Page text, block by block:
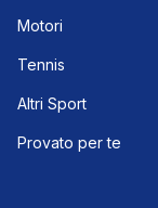
Motori
Tennis
Altri Sport
Provato per te